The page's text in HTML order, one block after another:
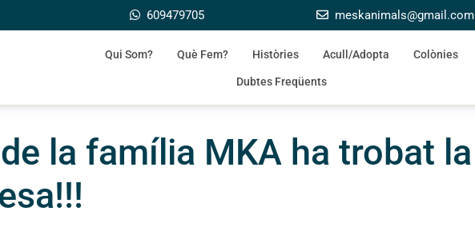
609479705 meskanimals@gmail.com
Qui Som? Què Fem? Històries Acull/Adopta Colònies
Dubtes Freqüents
la família MKA ha trobat la